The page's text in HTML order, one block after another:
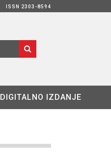
ISSN 2303-8594
DIGITALNO IZDANJE